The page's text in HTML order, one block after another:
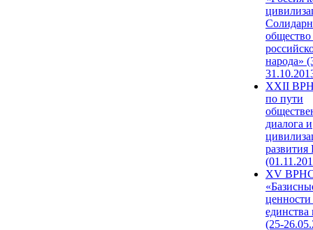
народа»
XXII
по пути
диалога и
развития
XV
единства
(25-